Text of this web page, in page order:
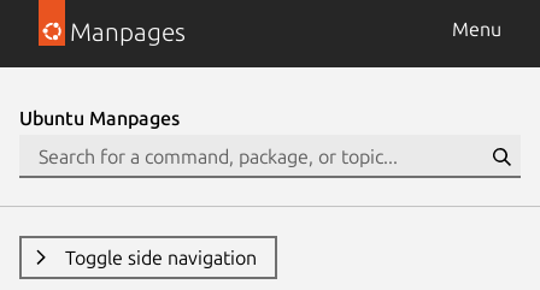
Manpages Menu
Ubuntu Manpages
Toggle side navigation